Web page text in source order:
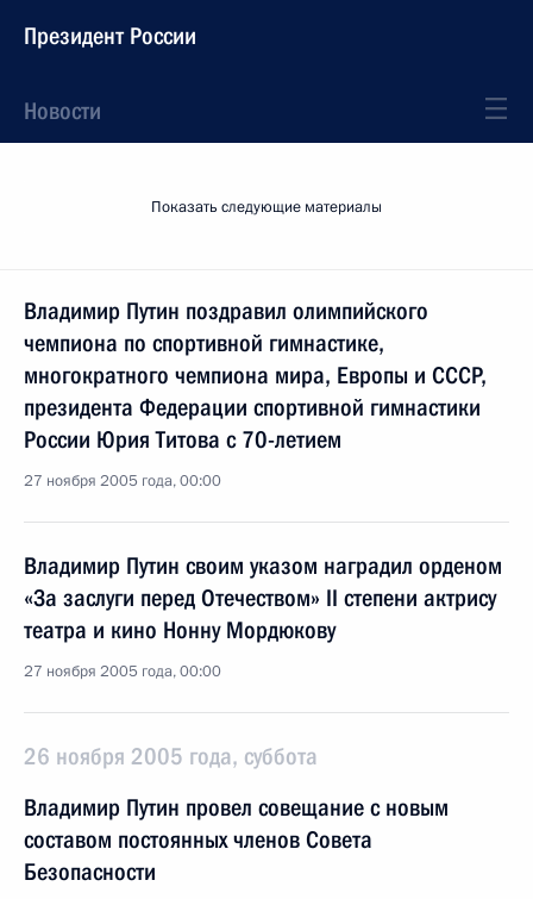
Президент России
Новости
Показать следующие материалы
Владимир Путин поздравил олимпийского
чемпиона по спортивной гимнастике,
многократного чемпиона мира, Европы и СССР,
президента Федерации спортивной гимнастики
России Юрия Титова с 70-летием
27 ноября 2005 года, 00:00
Владимир Путин своим указом наградил орденом
«За заслуги перед Отечеством» II степени актрису
театра и кино Нонну Мордюкову
27 ноября 2005 года, 00:00
26 ноября 2005 года, суббота
Владимир Путин провел совещание с новым
составом постоянных членов Совета
Безопасности